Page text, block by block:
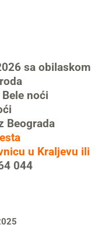
sa obilaskom
noći
Beograda
u Kraljevu ili
044